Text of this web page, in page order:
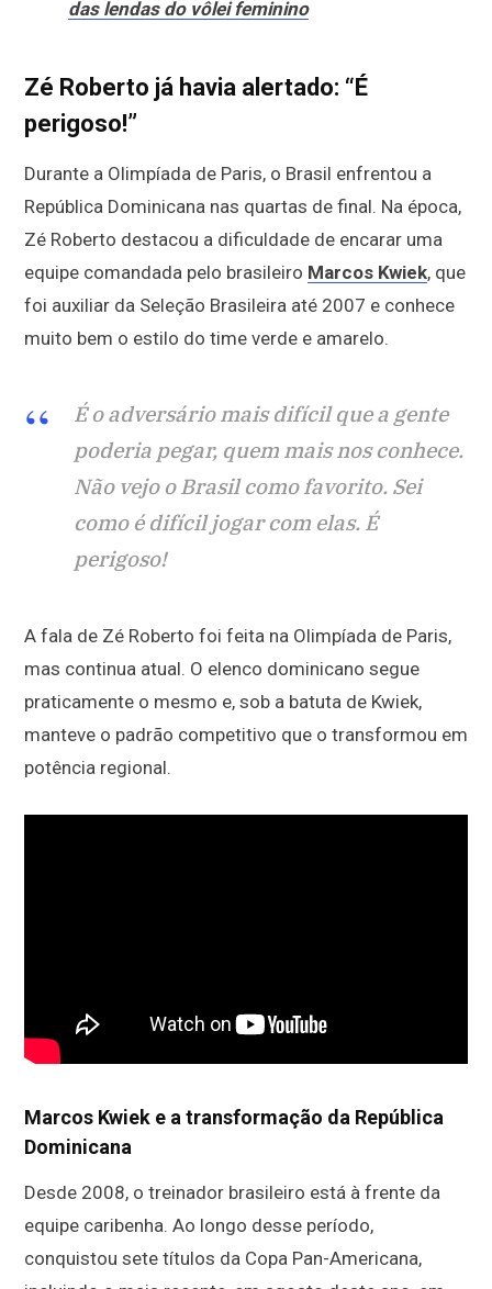
das lendas do vôlei feminino
Zé Roberto já havia alertado: “É
perigoso!”
Durante a Olimpíada de Paris, o Brasil enfrentou a
República Dominicana nas quartas de final. Na época,
Zé Roberto destacou a dificuldade de encarar uma
equipe comandada pelo brasileiro Marcos Kwiek, que
foi auxiliar da Seleção Brasileira até 2007 e conhece
muito bem o estilo do time verde e amarelo.
É o adversário mais difícil que a gente
poderia pegar, quem mais nos conhece.
Não vejo o Brasil como favorito. Sei
como é difícil jogar com elas. É
perigoso!
A fala de Zé Roberto foi feita na Olimpíada de Paris,
mas continua atual. O elenco dominicano segue
praticamente o mesmo e, sob a batuta de Kwiek,
manteve o padrão competitivo que o transformou em
potência regional.
Marcos Kwiek e a transformação da República
Dominicana
Desde 2008, o treinador brasileiro está à frente da
equipe caribenha. Ao longo desse período,
conquistou sete títulos da Copa Pan-Americana,